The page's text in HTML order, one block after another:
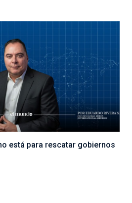
está para rescatar gobiernos